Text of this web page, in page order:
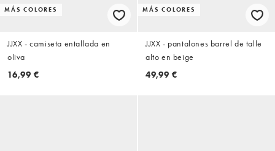
MÁS COLORES
JJXX - camiseta entallada en
oliva
16,99 €
MÁS COLORES
JJXX - pantalones barrel de talle
alto en beige
49,99 €